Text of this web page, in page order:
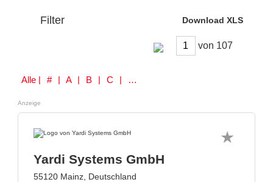
Filter Download XLS
von
Alle | # | A | B | C | D | E | F | G | H | I | J | K | L | M | N | O | P | Q | R | S | T | U | V | W | Y | Z
Anzeige
Yardi Systems GmbH
55120 Mainz, Deutschland